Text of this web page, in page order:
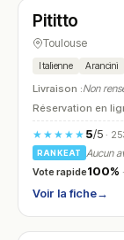
N° 8
Pititto
Toulouse
Italienne Arancini
Livraison :Non
Réservation en
★★★★★ 5/5·
RANKEAT
Aucun
Vote rapide100%
Voir la fiche→